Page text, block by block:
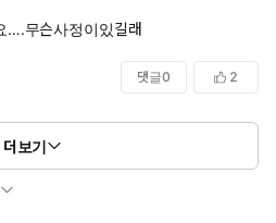
….무슨사정이있길래
댓글0 2
더보기